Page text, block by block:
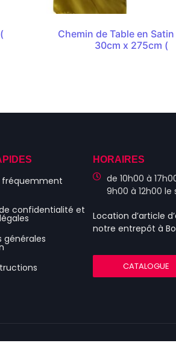
Chemin de Table en
30cm x 275cm (
fréquemment
confidentialité et
générales
HORAIRES
de 10h00 à
9h00 à 12h00 le
Location d’article
notre entrepôt à
CATALOGUE